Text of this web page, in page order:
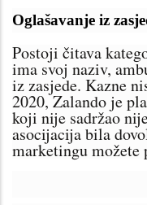
Oglašavanje iz
Postoji čitava
ima svoj naziv,
iz zasjede. Kazne
2020, Zalando je
koji nije sadržao
asocijacija bila
marketingu možete